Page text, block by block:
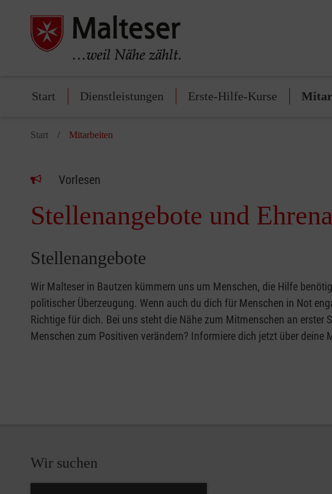
Start Dienstleistungen Erste-Hilfe-Kurse
Start Mitarbeiten
Vorlesen
Stellenangebote und
Stellenangebote
Wir Malteser in Bautzen kümmern uns um Menschen, die Hilfe
politischer Überzeugung. Wenn auch du dich für Menschen in Not
Richtige für dich. Bei uns steht die Nähe zum Mitmenschen an
Menschen zum Positiven verändern? Informiere dich jetzt über deine
Wir suchen